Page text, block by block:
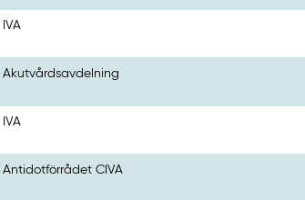
IVA
Akutvårdsavdelning
IVA
Antidotförrådet CIVA